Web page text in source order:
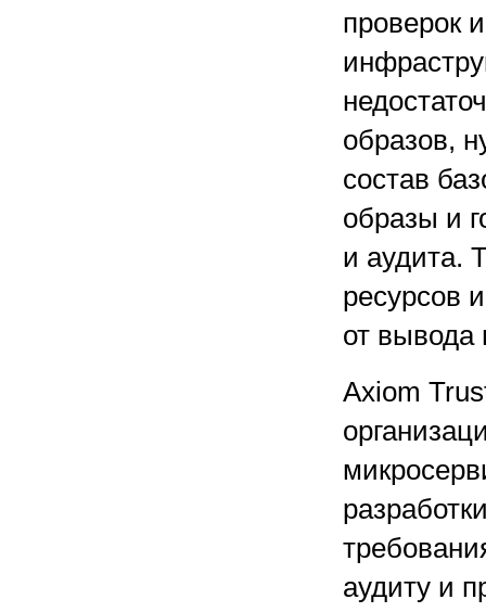
проверок
образов,
состав
образы и
и аудита.
ресурсов
от вывода
Axiom
аудиту и